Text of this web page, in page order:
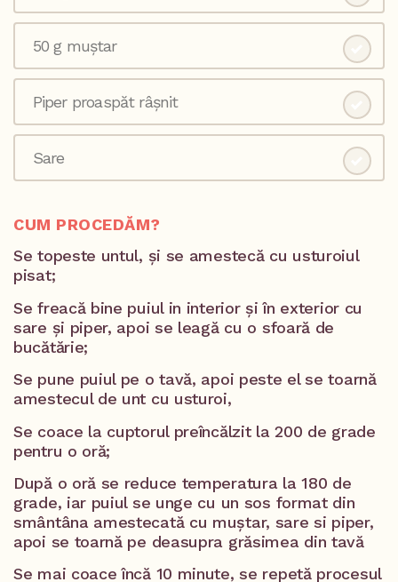
50 g muștar
Piper proaspăt râșnit
Sare
CUM PROCEDĂM?
Se topeste untul, și se amestecă cu usturoiul
pisat;
Se freacă bine puiul in interior și în exterior cu
sare și piper, apoi se leagă cu o sfoară de
bucătărie;
Se pune puiul pe o tavă, apoi peste el se toarnă
amestecul de unt cu usturoi,
Se coace la cuptorul preîncălzit la 200 de grade
pentru o oră;
După o oră se reduce temperatura la 180 de
grade, iar puiul se unge cu un sos format din
smântâna amestecată cu muștar, sare si piper,
apoi se toarnă pe deasupra grăsimea din tavă
Se mai coace încă 10 minute, se repetă procesul